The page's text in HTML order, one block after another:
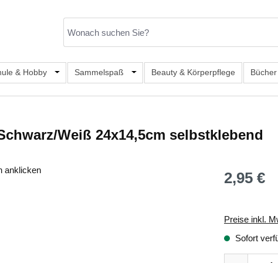
der Kategorie Mode & Accessoires
& Hobby Öffne oder Schließe das Dropdown der Kategorie Büro,
Sammelspaß Öffne oder Schließe das Dropdown
Beauty & Körperpflege
Weiß 24x14,5cm selbstklebend
anklicken
Regulärer
2,95 €
Preise inkl.
Sofort
Produkt